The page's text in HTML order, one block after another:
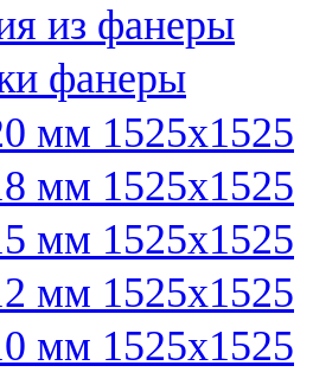
из фанеры
фанеры
мм 1525х1525
мм 1525х1525
мм 1525х1525
мм 1525х1525
мм 1525х1525